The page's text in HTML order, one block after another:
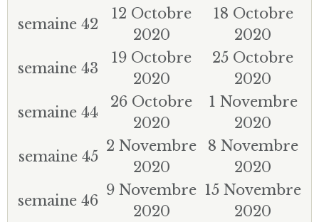
semaine 42
12 Octobre
2020
18 Octobre
2020
semaine 43
19 Octobre
2020
25 Octobre
2020
semaine 44
26 Octobre
2020
1 Novembre
2020
semaine 45
2 Novembre
2020
8 Novembre
2020
semaine 46
9 Novembre
2020
15 Novembre
2020